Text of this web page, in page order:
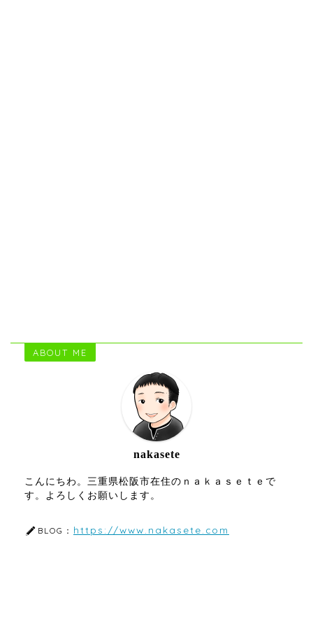
ABOUT ME
nakasete
こんにちわ。三重県松阪市在住のｎａｋａｓｅｔｅで
す。よろしくお願いします。
BLOG： https://www.nakasete.com